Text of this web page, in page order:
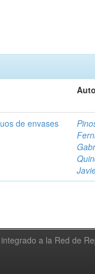
de envases
a la Red de